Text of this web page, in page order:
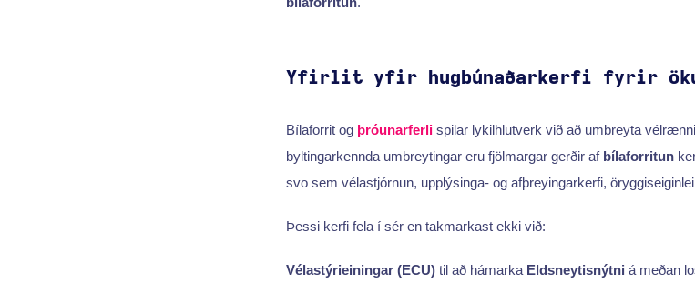
Yfirlit yfir hugbúnaðarkerfi fyrir
Bílaforrit og þróunarferlispilar lykilhlutverk við að umbreyta
byltingarkennda umbreytingar eru fjölmargar gerðir af bílaforritun
svo sem vélastjórnun, upplýsinga- og afþreyingarkerfi,
Þessi kerfi fela í sér en takmarkast ekki við:
Vélastýrieiningar (ECU)til að hámarka Eldsneytisnýtni á meðan